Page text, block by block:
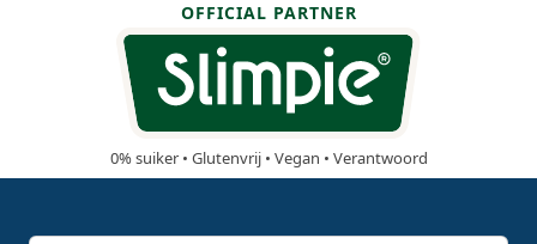
OFFICIAL PARTNER
0% suiker • Glutenvrij • Vegan • Verantwoord